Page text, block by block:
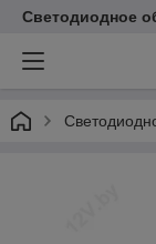
Светодиодное